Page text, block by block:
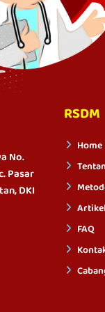
No.
Pasar
DKI
RSDM
Home
FAQ